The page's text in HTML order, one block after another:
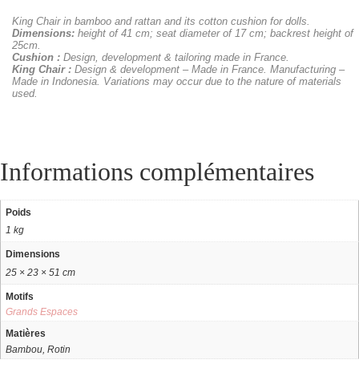
King Chair in bamboo and rattan and its cotton cushion for dolls.
Dimensions: height of 41 cm; seat diameter of 17 cm; backrest height of
25cm.
Cushion : Design, development & tailoring made in France.
King Chair : Design & development – Made in France. Manufacturing –
Made in Indonesia. Variations may occur due to the nature of materials
used.
Informations complémentaires
Poids
1 kg
Dimensions
25 × 23 × 51 cm
Motifs
Grands Espaces
Matières
Bambou, Rotin